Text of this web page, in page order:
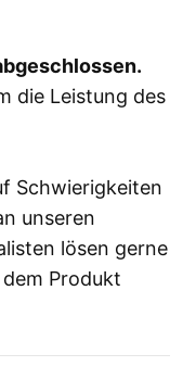
die Leistung des
Schwierigkeiten
unseren
lösen gerne
Produkt